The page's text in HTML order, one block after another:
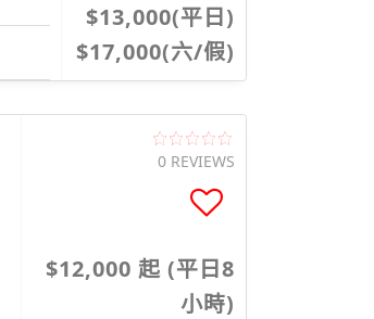
$13,000(平日)
$17,000(六/假)
0 REVIEWS
$12,000 起 (平日8
小時)